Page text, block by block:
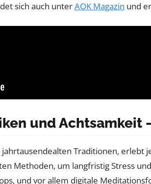
sich auch unterAOK Magazin und
und Achtsamkeit
Traditionen, erlebt
Methoden, um langfristig Stress
und vor allem digitale